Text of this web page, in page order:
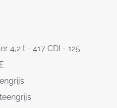
4,2 t - 417 CDI - 125